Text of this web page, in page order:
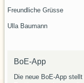
Freundliche Grüsse
Ulla Baumann
BoE-App
Die neue BoE-App